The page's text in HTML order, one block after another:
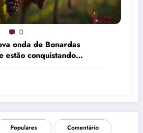
0
onda de Bonardas
estão conquistando
Populares Comentário